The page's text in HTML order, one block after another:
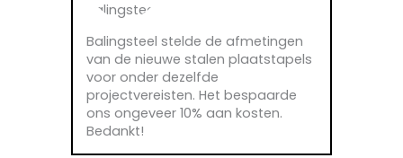
Balingsteel stelde de afmetingen
van de nieuwe stalen plaatstapels
voor onder dezelfde
projectvereisten. Het bespaarde
ons ongeveer 10% aan kosten.
Bedankt!